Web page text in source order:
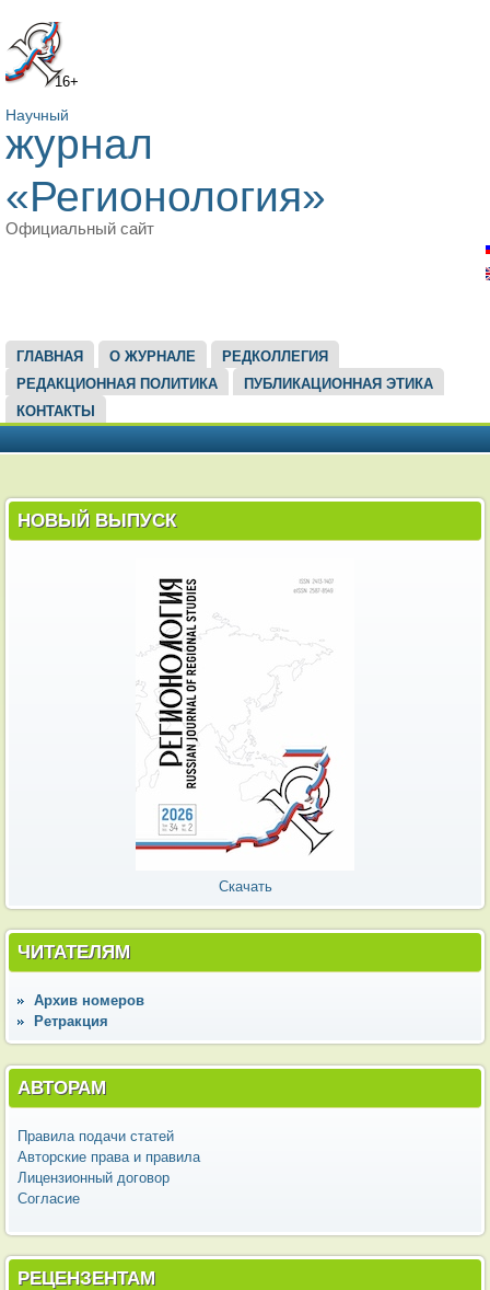
16+
Научный
журнал
«Регионология»
Официальный сайт
ГЛАВНОЕ МЕНЮ
ГЛАВНАЯ О ЖУРНАЛЕ
РЕДКОЛЛЕГИЯ
РЕДАКЦИОННАЯ ПОЛИТИКА
ПУБЛИКАЦИОННАЯ ЭТИКА
КОНТАКТЫ
НОВЫЙ ВЫПУСК
Скачать
ЧИТАТЕЛЯМ
Архив номеров
Ретракция
АВТОРАМ
Правила подачи статей
Авторские права и правила
Лицензионный договор
Согласие
РЕЦЕНЗЕНТАМ